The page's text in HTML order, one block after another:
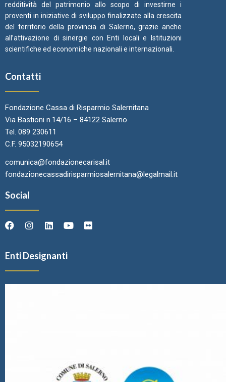
redditività del patrimonio allo scopo di investirne i
proventi in iniziative di sviluppo finalizzate alla crescita
del territorio della provincia di Salerno, grazie anche
all’attivazione di sinergie con Enti locali e Istituzioni
scientifiche ed economiche nazionali e internazionali.
Contatti
Fondazione Cassa di Risparmio Salernitana
Via Bastioni n.14/16 – 84122 Salerno
Tel. 089 230611
C.F. 95032190654
comunica@fondazionecarisal.it
fondazionecassadirisparmiosalernitana@legalmail.it
Social
Enti Designanti